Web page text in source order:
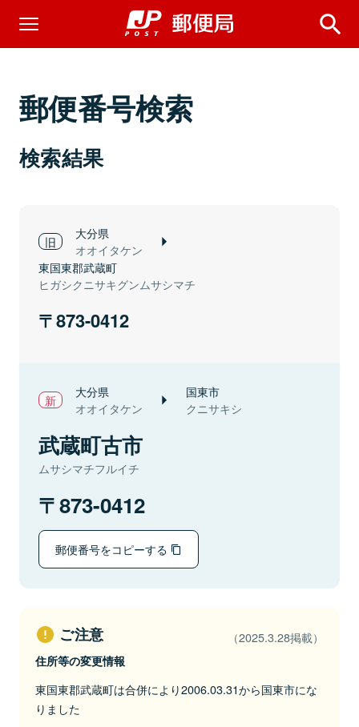
郵便番号検索
検索結果
大分県
オオイタケン
東国東郡武蔵町
ヒガシクニサキグンムサシマチ
873-0412
大分県
オオイタケン
国東市
クニサキシ
武蔵町古市
ムサシマチフルイチ
873-0412
郵便番号をコピーする
ご注意 （2025.3.28掲載）
住所等の変更情報
東国東郡武蔵町は合併により2006.03.31から国東市にな
りました